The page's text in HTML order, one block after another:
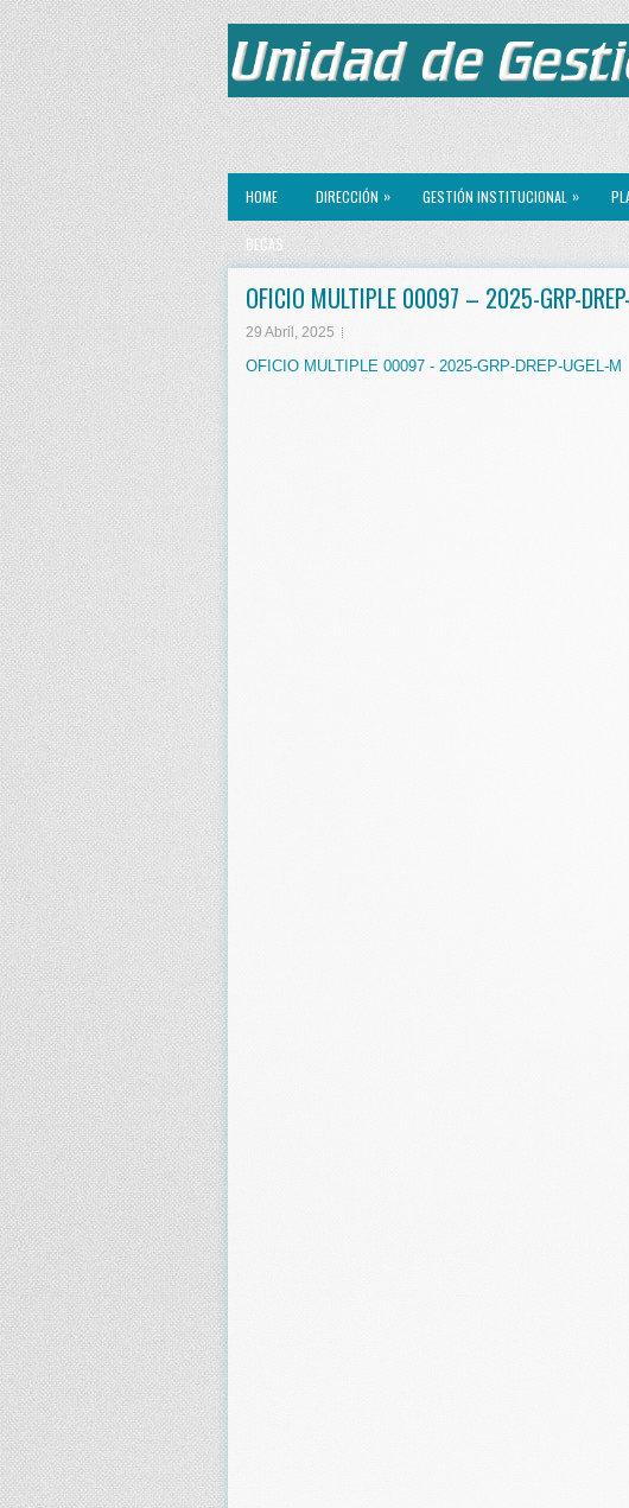
HOME DIRECCIÓN » GESTIÓN INSTITUCIONAL »
BECAS
OFICIO MULTIPLE 00097 – 2025-GRP-
29 Abril, 2025
OFICIO MULTIPLE 00097 - 2025-GRP-DREP-UGEL-M